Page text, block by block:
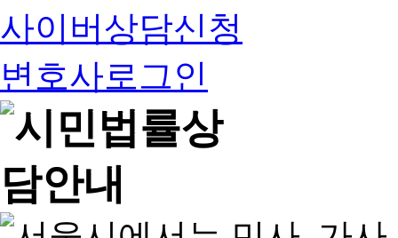
사이버상담신청
변호사로그인